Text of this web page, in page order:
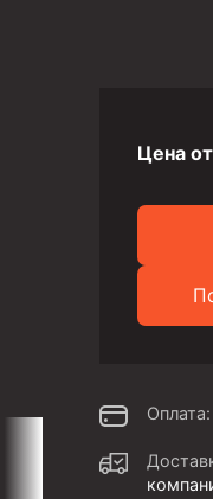
Цена от
Оплата: